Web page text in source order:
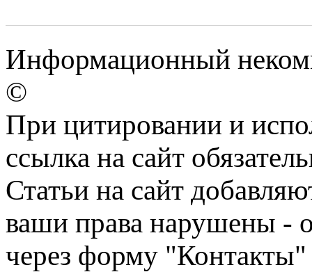
Информационный
©
При цитировании и
ссылка на сайт
Статьи на сайт
ваши права нарушены -
через форму "Контакты"